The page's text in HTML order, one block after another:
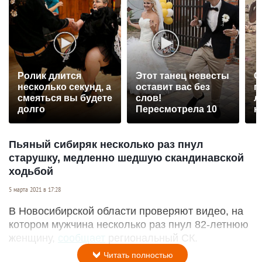
Ролик длится
несколько секунд, а
смеяться вы будете
долго
Этот танец невесты
оставит вас без
слов!
Пересмотрела 10
Пьяный сибиряк несколько раз пнул
старушку, медленно шедшую скандинавской
ходьбой
5 марта 2021 в 17:28
В Новосибирской области проверяют видео, на
котором мужчина несколько раз пнул 82-летнюю
женщину,
сообщает региональный СК.
Читать полностью